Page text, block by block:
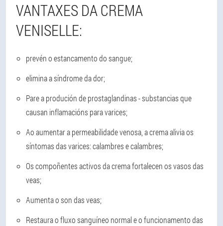
VANTAXES DA CREMA
VENISELLE:
prevén o estancamento do sangue;
elimina a síndrome da dor;
Pare a produción de prostaglandinas - substancias que
causan inflamacións para varices;
Ao aumentar a permeabilidade venosa, a crema alivia os
síntomas das varices: calambres e calambres;
Os compoñentes activos da crema fortalecen os vasos das
veas;
Aumenta o son das veas;
Restaura o fluxo sanguíneo normal e o funcionamento das